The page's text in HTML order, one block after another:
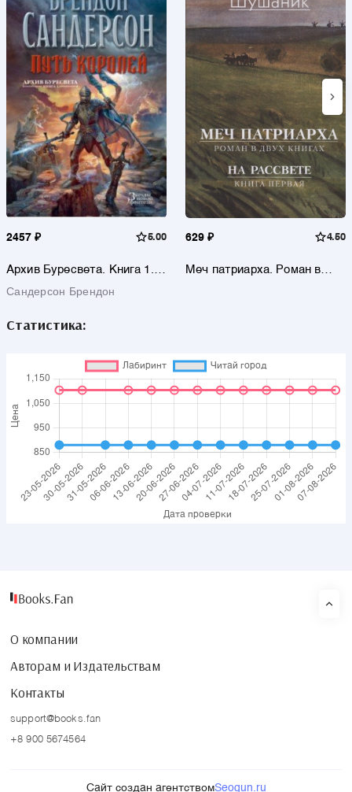
2457 ₽ 5.00
Архив Буресвета. Книга 1.
Сандерсон Брендон
629 ₽ 4.50
Меч патриарха. Роман в
Статистика:
О компании
Авторам и Издательствам
Контакты
support@books.fan
+8 900 5674564
Сайт создан агентствомSeogun.ru